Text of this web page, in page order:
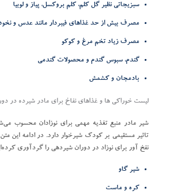
سبزیجاتی نظیر گل کلم، کلم بروکسل، پیاز و لوبیا
مصرف بیش از حد غذاهای فیبر‌دار مانند عدس و
مصرف زیاد تخم مرغ و کوکو
گندم، سبوس گندم و محصولات گندمی
بادمجان و کشمش
لیست خوراکی ها و غذاهای نفاخ برای مادر شیرده در
شیر مادر منبع تغذیه مهمی برای نوزادان محسوب
تاثیر مستقیمی بر کودک شیرخوار دارد. در ادامه این
نفخ آور برای نوزاد در دوران شیردهی را گردآوری
شیر گاو
کره و ماست